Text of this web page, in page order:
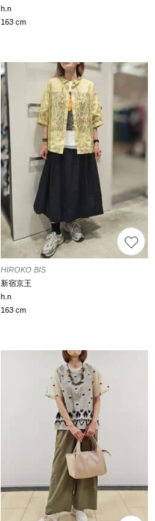
h.n
163 cm
HIROKO BIS
新宿京王
h.n
163 cm